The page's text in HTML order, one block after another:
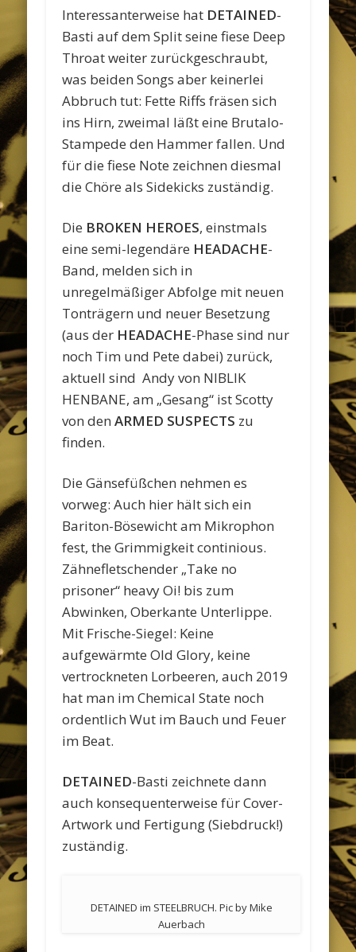
Interessanterweise hat DETAINED-
Basti auf dem Split seine fiese Deep
Throat weiter zurückgeschraubt,
was beiden Songs aber keinerlei
Abbruch tut: Fette Riffs fräsen sich
ins Hirn, zweimal läßt eine Brutalo-
Stampede den Hammer fallen. Und
für die fiese Note zeichnen diesmal
die Chöre als Sidekicks zuständig.
Die BROKEN HEROES, einstmals
eine semi-legendäre HEADACHE-
Band, melden sich in
unregelmäßiger Abfolge mit neuen
Tonträgern und neuer Besetzung
(aus der HEADACHE-Phase sind nur
noch Tim und Pete dabei) zurück,
aktuell sind Andy von NIBLIK
HENBANE, am „Gesang“ ist Scotty
von denARMED SUSPECTS zu
finden.
Die Gänsefüßchen nehmen es
vorweg: Auch hier hält sich ein
Bariton-Bösewicht am Mikrophon
fest, the Grimmigkeit continious.
Zähnefletschender „Take no
prisoner“ heavy Oi! bis zum
Abwinken, Oberkante Unterlippe.
Mit Frische-Siegel: Keine
aufgewärmte Old Glory, keine
vertrockneten Lorbeeren, auch 2019
hat man im Chemical State noch
ordentlich Wut im Bauch und Feuer
im Beat.
DETAINED-Basti zeichnete dann
auch konsequenterweise für Cover-
Artwork und Fertigung (Siebdruck!)
zuständig.
DETAINED im STEELBRUCH. Pic by Mike
Auerbach